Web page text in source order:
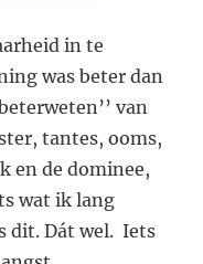
in te
was beter dan
van
tantes, ooms,
en de dominee,
wat ik lang
dit. Dát wel. Iets